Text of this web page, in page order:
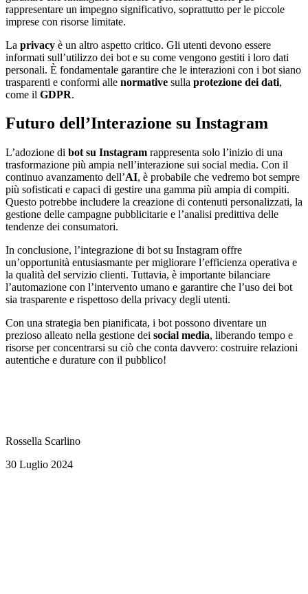
rappresentare un impegno significativo, soprattutto per le piccole
imprese con risorse limitate.
La privacy è un altro aspetto critico. Gli utenti devono essere
informati sull’utilizzo dei bot e su come vengono gestiti i loro dati
personali. È fondamentale garantire che le interazioni con i bot siano
trasparenti e conformi alle normative sulla protezione dei dati,
come il GDPR.
Futuro dell’Interazione su Instagram
L’adozione di bot su Instagram rappresenta solo l’inizio di una
trasformazione più ampia nell’interazione sui social media. Con il
continuo avanzamento dell’AI, è probabile che vedremo bot sempre
più sofisticati e capaci di gestire una gamma più ampia di compiti.
Questo potrebbe includere la creazione di contenuti personalizzati, la
gestione delle campagne pubblicitarie e l’analisi predittiva delle
tendenze dei consumatori.
In conclusione, l’integrazione di bot su Instagram offre
un’opportunità entusiasmante per migliorare l’efficienza operativa e
la qualità del servizio clienti. Tuttavia, è importante bilanciare
l’automazione con l’intervento umano e garantire che l’uso dei bot
sia trasparente e rispettoso della privacy degli utenti.
Con una strategia ben pianificata, i bot possono diventare un
prezioso alleato nella gestione dei social media, liberando tempo e
risorse per concentrarsi su ciò che conta davvero: costruire relazioni
autentiche e durature con il pubblico!
Rossella Scarlino
30 Luglio 2024